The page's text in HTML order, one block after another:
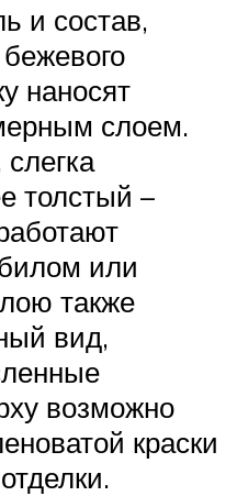
и состав,
наносят
слоем.
толстый –
или
также
вид,
возможно
краски